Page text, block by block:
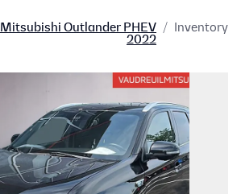
الرئيسية
التمويل
بيع سيارتك
مركز الخدمة
Inventory
/
Mitsubishi Outlander PHEV
2022